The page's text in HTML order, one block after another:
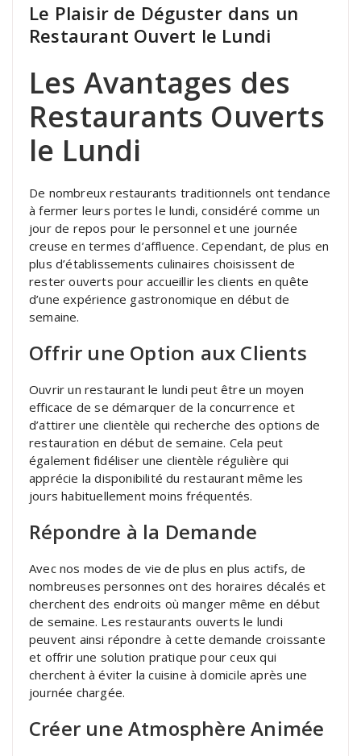
Le Plaisir de Déguster dans un
Restaurant Ouvert le Lundi
Les Avantages des
Restaurants Ouverts
le Lundi
De nombreux restaurants traditionnels ont tendance
à fermer leurs portes le lundi, considéré comme un
jour de repos pour le personnel et une journée
creuse en termes d’affluence. Cependant, de plus en
plus d’établissements culinaires choisissent de
rester ouverts pour accueillir les clients en quête
d’une expérience gastronomique en début de
semaine.
Offrir une Option aux Clients
Ouvrir un restaurant le lundi peut être un moyen
efficace de se démarquer de la concurrence et
d’attirer une clientèle qui recherche des options de
restauration en début de semaine. Cela peut
également fidéliser une clientèle régulière qui
apprécie la disponibilité du restaurant même les
jours habituellement moins fréquentés.
Répondre à la Demande
Avec nos modes de vie de plus en plus actifs, de
nombreuses personnes ont des horaires décalés et
cherchent des endroits où manger même en début
de semaine. Les restaurants ouverts le lundi
peuvent ainsi répondre à cette demande croissante
et offrir une solution pratique pour ceux qui
cherchent à éviter la cuisine à domicile après une
journée chargée.
Créer une Atmosphère Animée